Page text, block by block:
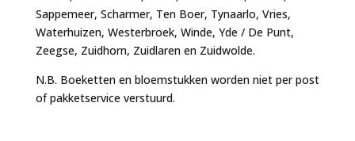
Sappemeer, Scharmer, Ten Boer, Tynaarlo, Vries,
Waterhuizen, Westerbroek, Winde, Yde / De Punt,
Zeegse, Zuidhorn, Zuidlaren en Zuidwolde.
N.B. Boeketten en bloemstukken worden niet per post
of pakketservice verstuurd.